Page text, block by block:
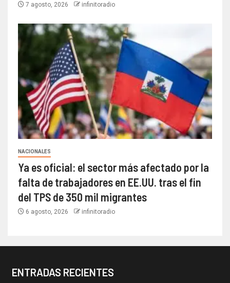
7 agosto, 2026 infinitoradio
NACIONALES
Ya es oficial: el sector más afectado por la
falta de trabajadores en EE.UU. tras el fin
del TPS de 350 mil migrantes
6 agosto, 2026 infinitoradio
ENTRADAS RECIENTES